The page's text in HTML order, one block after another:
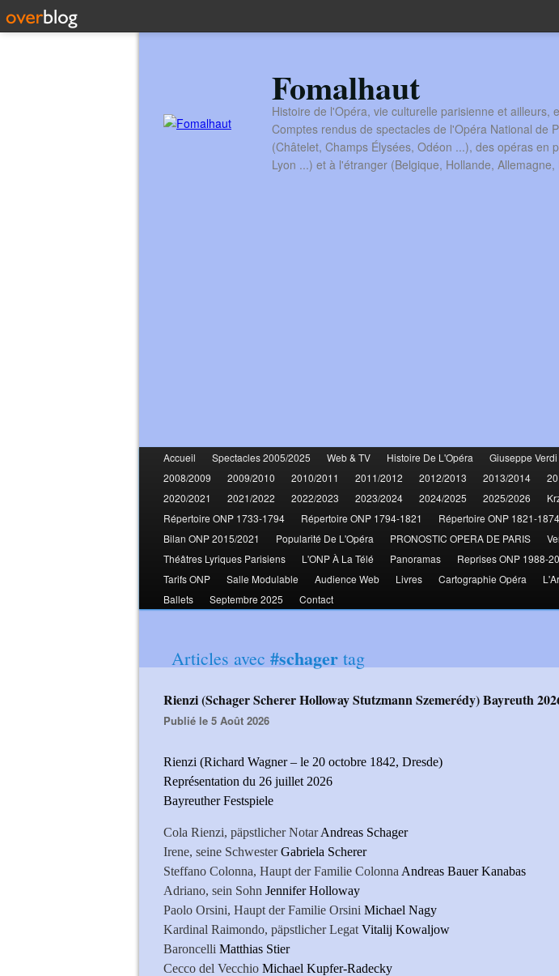
Fomalhaut
Histoire de l'Opéra, vie culturelle parisienne et ailleurs,
Comptes rendus de spectacles de l'Opéra National de
(Châtelet, Champs Élysées, Odéon ...), des opéras en
Lyon ...) et à l'étranger (Belgique, Hollande,
Accueil Spectacles 2005/2025 Web & TV Histoire De L'Opéra Giuseppe Verdi
2008/2009
2009/2010 2010/2011 2011/2012 2012/2013 2013/2014
2020/2021
2021/2022 2022/2023 2023/2024 2024/2025 2025/2026
Répertoire ONP 1733-1794
Répertoire ONP 1794-1821 Répertoire ONP 1821-1874
Bilan ONP 2015/2021
Popularité De L'Opéra PRONOSTIC OPERA DE PARIS
Théâtres Lyriques Parisiens
L'ONP À La Télé Panoramas Reprises ONP 1988-
Tarifs ONP
Salle Modulable Audience Web Livres Cartographie Opéra
Ballets
Septembre 2025 Contact
Articles avec #schager tag
Rienzi (Schager Scherer Holloway Stutzmann Szemerédy) Bayreuth
Publié le 5 Août 2026
Rienzi (Richard Wagner – le 20 octobre 1842, Dresde)
Représentation du 26 juillet 2026
Bayreuther Festspiele
Cola Rienzi, päpstlicher NotarAndreas Schager
Irene, seine SchwesterGabriela Scherer
Steffano Colonna, Haupt der Familie Colonna Andreas Bauer Kanabas
Adriano, sein Sohn Jennifer Holloway
Paolo Orsini, Haupt der Familie Orsini Michael Nagy
Kardinal Raimondo, päpstlicher Legat Vitalij Kowaljow
Baroncelli Matthias Stier
Cecco del Vecchio Michael Kupfer-Radecky